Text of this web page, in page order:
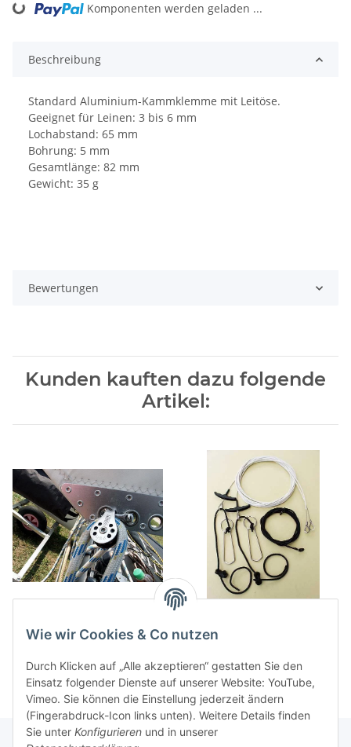
Loading... Komponenten werden geladen ...
Beschreibung
Standard Aluminium-Kammklemme mit Leitöse.
Geeignet für Leinen: 3 bis 6 mm
Lochabstand: 65 mm
Bohrung: 5 mm
Gesamtlänge: 82 mm
Gewicht: 35 g
Bewertungen
Kunden kauften dazu folgende
Artikel:
17,50 €*
Wie wir Cookies & Co nutzen
Durch Klicken auf „Alle akzeptieren“ gestatten Sie den
Einsatz folgender Dienste auf unserer Website: YouTube,
Vimeo. Sie können die Einstellung jederzeit ändern
(Fingerabdruck-Icon links unten). Weitere Details finden
Sie unter Konfigurieren und in unserer